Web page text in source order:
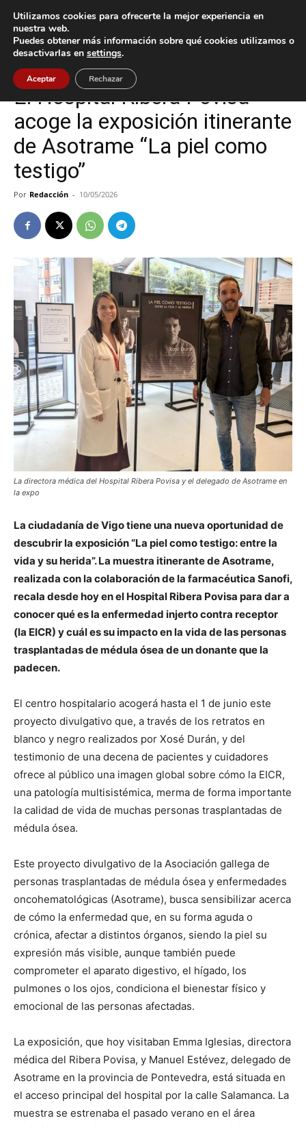
Inicio Cultura / Ocio
Cultura / Ocio Vigo
El Hospital Ribera Povisa
acoge la exposición itinerante
de Asotrame “La piel como
testigo”
Por Redacción - 10/05/2026
La directora médica del Hospital Ribera Povisa y el delegado de Asotrame en
la expo
La ciudadanía de Vigo tiene una nueva oportunidad de
descubrir la exposición “La piel como testigo: entre la
vida y su herida”. La muestra itinerante de Asotrame,
realizada con la colaboración de la farmacéutica Sanofi,
recala desde hoy en el Hospital Ribera Povisa para dar a
conocer qué es la enfermedad injerto contra receptor
(la EICR) y cuál es su impacto en la vida de las personas
trasplantadas de médula ósea de un donante que la
padecen.
El centro hospitalario acogerá hasta el 1 de junio este
proyecto divulgativo que, a través de los retratos en
blanco y negro realizados por Xosé Durán, y del
testimonio de una decena de pacientes y cuidadores
ofrece al público una imagen global sobre cómo la EICR,
una patología multisistémica, merma de forma importante
la calidad de vida de muchas personas trasplantadas de
médula ósea.
Este proyecto divulgativo de la Asociación gallega de
personas trasplantadas de médula ósea y enfermedades
oncohematológicas (Asotrame), busca sensibilizar acerca
de cómo la enfermedad que, en su forma aguda o
crónica, afectar a distintos órganos, siendo la piel su
expresión más visible, aunque también puede
comprometer el aparato digestivo, el hígado, los
pulmones o los ojos, condiciona el bienestar físico y
emocional de las personas afectadas.
La exposición, que hoy visitaban Emma Iglesias, directora
médica del Ribera Povisa, y Manuel Estévez, delegado de
Asotrame en la provincia de Pontevedra, está situada en
el acceso principal del hospital por la calle Salamanca. La
muestra se estrenaba el pasado verano en el área
Utilizamos cookies para ofrecerte la mejor experiencia en
nuestra web.
Puedes obtener más información sobre qué cookies utilizamos o
desactivarlas en settings.
Aceptar Rechazar